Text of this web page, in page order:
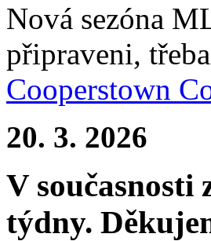
Nová sezóna
připraveni,
Cooperstown
20. 3. 2026
V současnosti
týdny.